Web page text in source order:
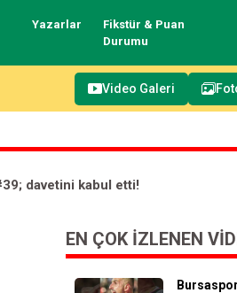
Yazarlar
Fikstür & Puan
Durumu
Video Galeri
davetini kabul etti!
EN ÇOK İZLENEN